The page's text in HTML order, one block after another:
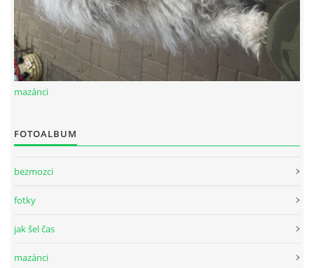
mazánci
FOTOALBUM
bezmozci
fotky
jak šel čas
mazánci